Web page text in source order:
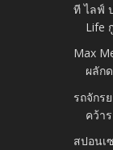
ที ไลฟ์
Life
Max
ผลักด
รถจักร
คว้า
สปอนเ